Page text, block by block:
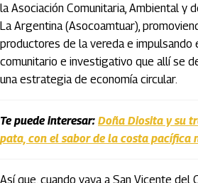
la Asociación Comunitaria, Ambiental y
La Argentina (Asocoamtuar),
productores de la vereda e impulsando
comunitario e investigativo que allí se
una estrategia de economía circular.
Te puede interesar: Doña Diosita y su
pata, con el sabor de la costa pacífica
Así que, cuando vaya a San Vicente del